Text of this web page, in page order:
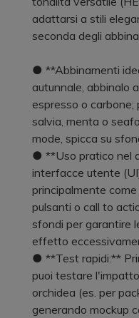
adattarsi a stili
seconda degli
● **Abbinamenti
autunnale, abbinalo
espresso o
salvia, menta o
mode, spicca su
● **Uso pratico nel
interfacce utente
principalmente
pulsanti o call to
sfondi per garantire
effetto
● **Test rapidi:**
puoi testare
orchidea (es. per
generando mockup